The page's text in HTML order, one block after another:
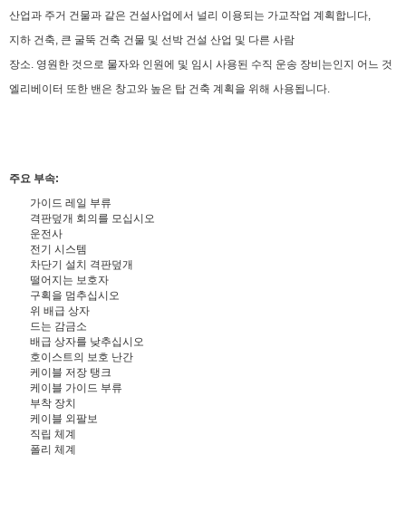
산업과 주거 건물과 같은 건설사업에서 널리 이용되는 가교작업 계획합니다,
지하 건축, 큰 굴뚝 건축 건물 및 선박 건설 산업 및 다른 사람
장소. 영원한 것으로 물자와 인원에 및 임시 사용된 수직 운송 장비는인지 어느 것
엘리베이터 또한 밴은 창고와 높은 탑 건축 계획을 위해 사용됩니다.
주요 부속:
가이드 레일 부류
격판덮개 회의를 모십시오
운전사
전기 시스템
차단기 설치 격판덮개
떨어지는 보호자
구획을 멈추십시오
위 배급 상자
드는 감금소
배급 상자를 낮추십시오
호이스트의 보호 난간
케이블 저장 탱크
케이블 가이드 부류
부착 장치
케이블 외팔보
직립 체계
폴리 체계